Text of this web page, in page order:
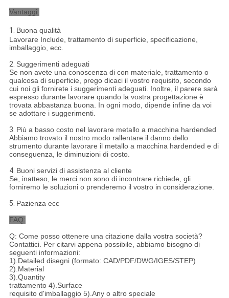
Vantaggi:
1. Buona qualità
Lavorare Include, trattamento di superficie, specificazione,
imballaggio, ecc.
2. Suggerimenti adeguati
Se non avete una conoscenza di con materiale, trattamento o
qualcosa di superficie, prego dicaci il vostro requisito, secondo
cui noi gli fornirete i suggerimenti adeguati. Inoltre, il parere sarà
espresso durante lavorare quando la vostra progettazione è
trovata abbastanza buona. In ogni modo, dipende infine da voi
se adottare i suggerimenti.
3. Più a basso costo nel lavorare metallo a macchina hardended
Abbiamo trovato il nostro modo rallentare il danno dello
strumento durante lavorare il metallo a macchina hardended e di
conseguenza, le diminuzioni di costo.
4. Buoni servizi di assistenza al cliente
Se, inatteso, le merci non sono di incontrare richiede, gli
forniremo le soluzioni o prenderemo il vostro in considerazione.
5. Pazienza ecc
FAQ:
Q: Come posso ottenere una citazione dalla vostra società?
Contattici. Per citarvi appena possibile, abbiamo bisogno di
seguenti informazioni:
1).Detailed disegni (formato: CAD/PDF/DWG/IGES/STEP)
2).Material
3).Quantity
trattamento 4).Surface
requisito d'imballaggio 5).Any o altro speciale